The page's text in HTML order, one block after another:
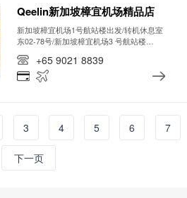
Qeelin新加坡樟宜机场精品店
新加坡樟宜机场1号航站楼出发/转机休息室
东02-78号/新加坡樟宜机场3 号航站楼
（T3） 过境区域 楼层 2, #02-22
+65 9021 8839
3 4 5 6 7
下一页